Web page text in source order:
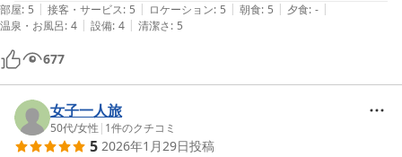
朝ゴハンの和定食も美味しくいただきました。またぜひ行きたいです。
1人旅にオススメ！
部屋: 5 | 接客・サービス: 5 | ロケーション: 5 | 朝食: 5 | 夕食: - |
温泉・お風呂: 4 | 設備: 4 | 清潔さ: 5
677
女子一人旅
50代/女性 | 1件のクチコミ
5 2026年1月29日投稿